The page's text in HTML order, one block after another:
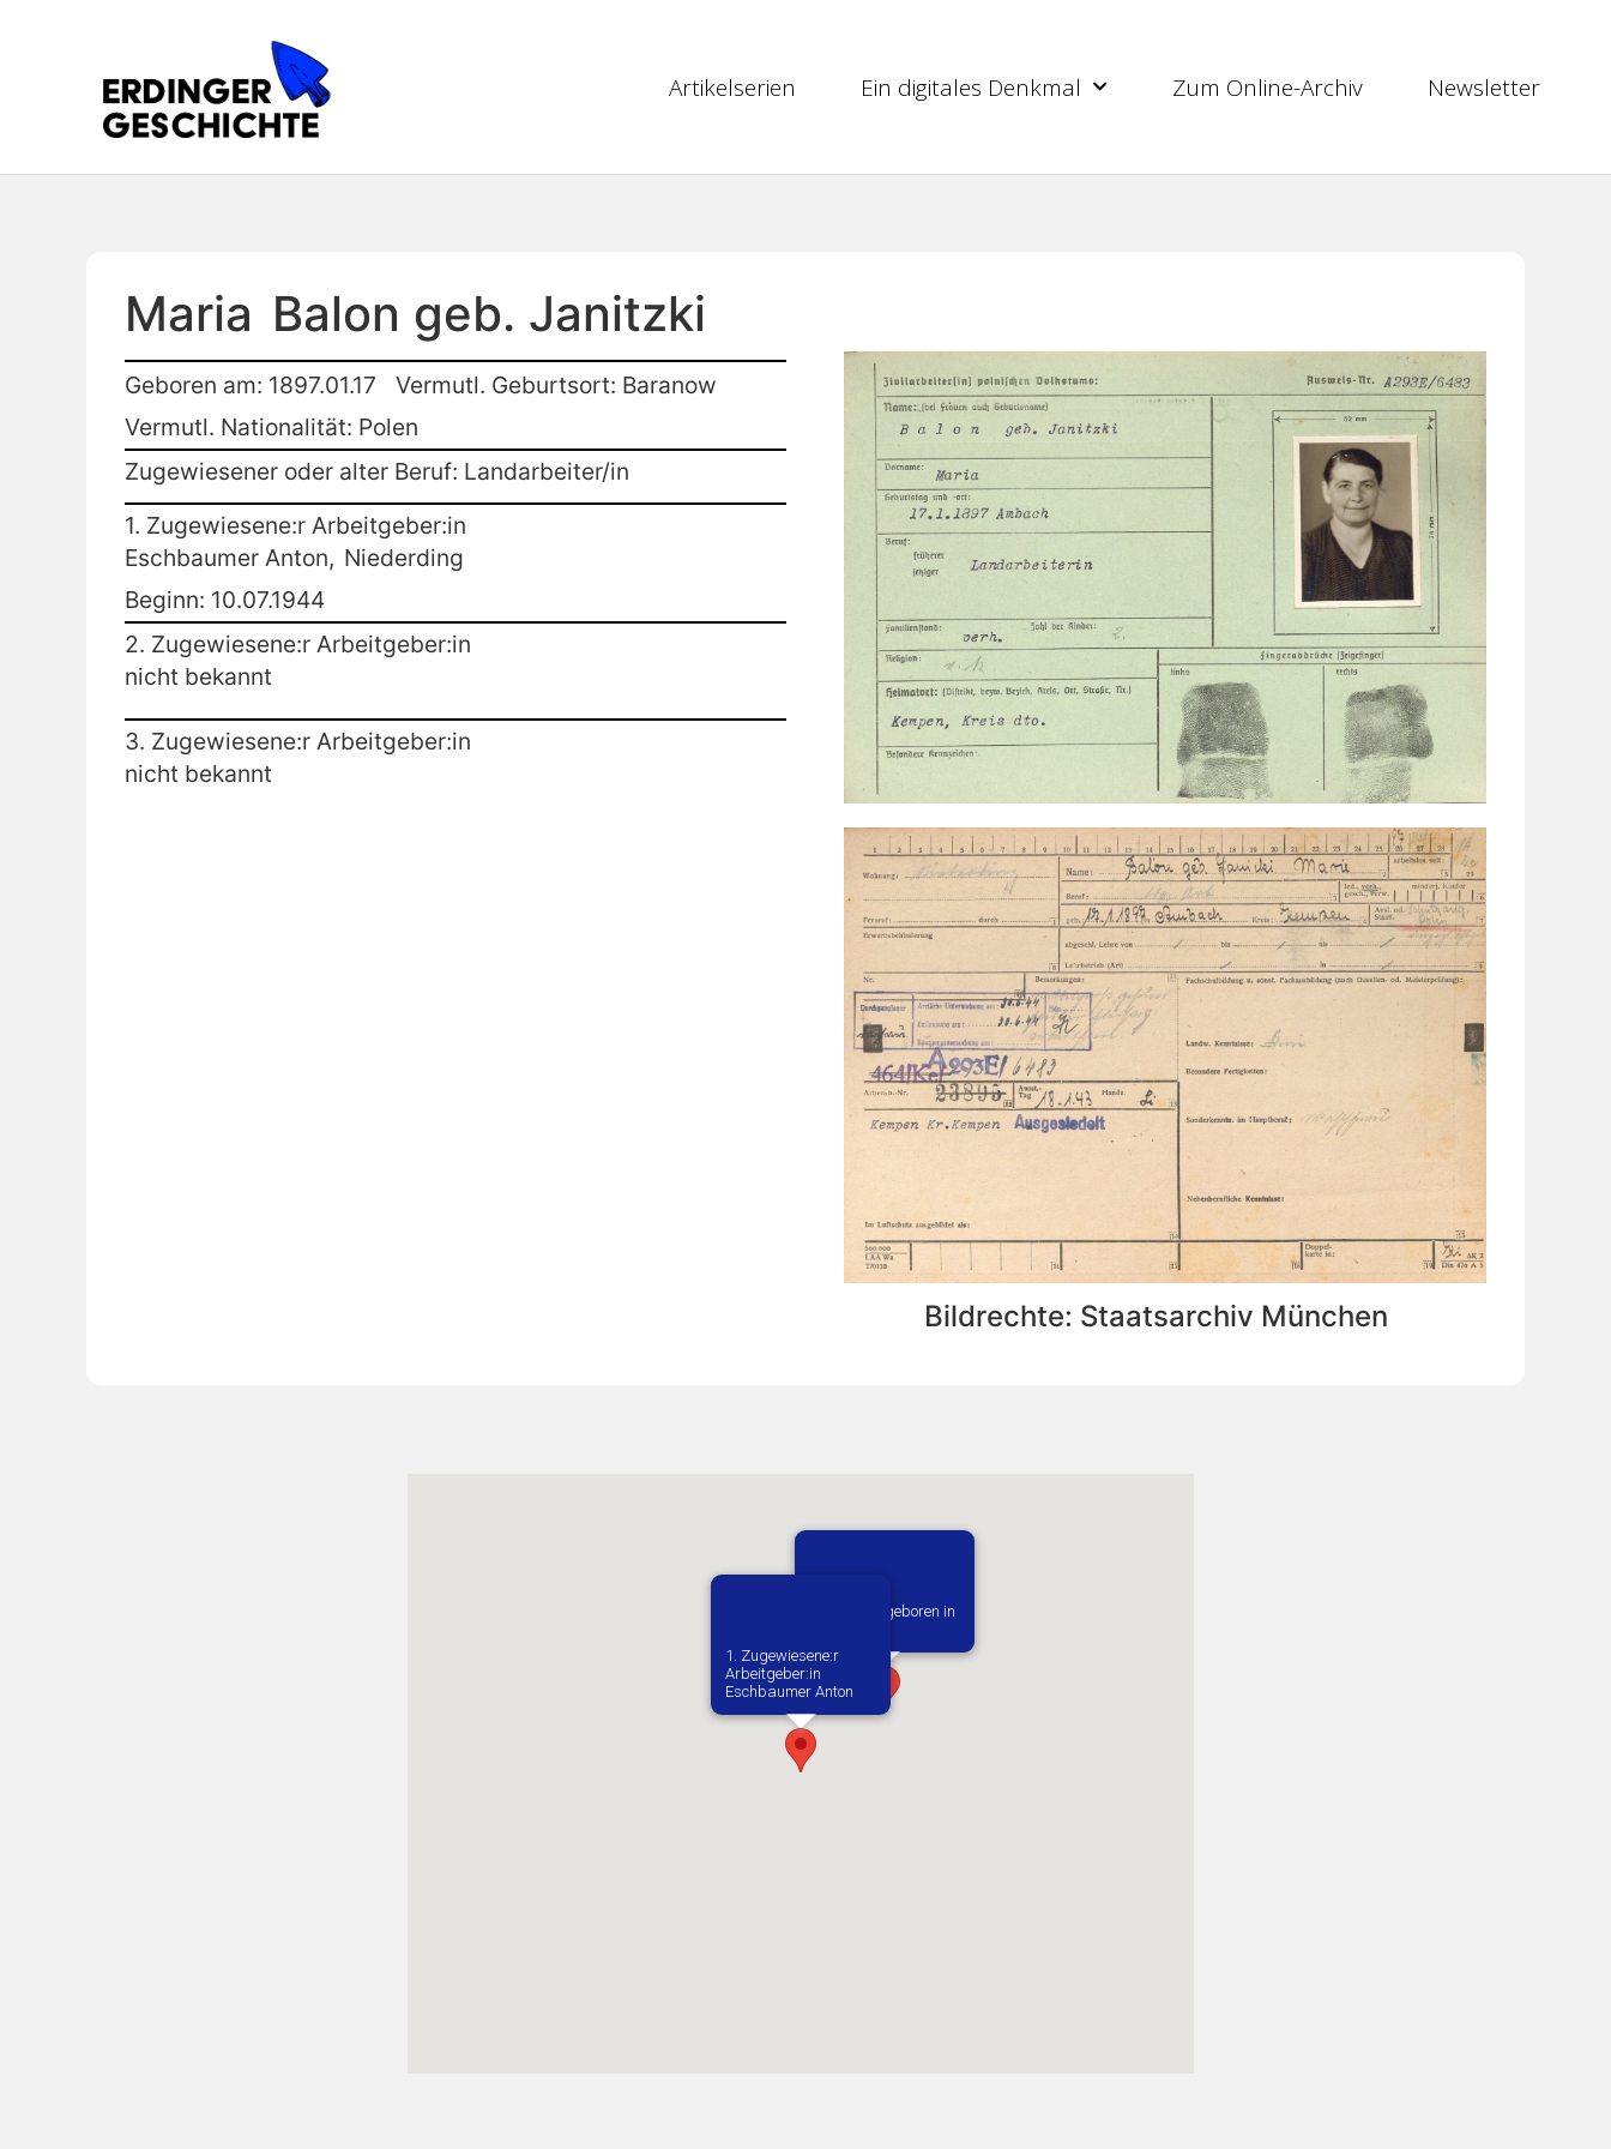
Artikelserien Ein digitales Denkmal Zum Online-Archiv Newsletter
Maria Balon geb. Janitzki
Geboren am: 1897.01.17
Vermutl. Geburtsort: Baranow
Vermutl. Nationalität: Polen
Zugewiesener oder alter Beruf: Landarbeiter/in
1. Zugewiesene:r Arbeitgeber:in
Eschbaumer Anton, Niederding
Beginn: 10.07.1944
2. Zugewiesene:r Arbeitgeber:in
nicht bekannt
3. Zugewiesene:r Arbeitgeber:in
nicht bekannt
Bildrechte: Staatsarchiv München
Vermutlich geboren in
1. Zugewiesene:r
Arbeitgeber:in​
Eschbaumer Anton